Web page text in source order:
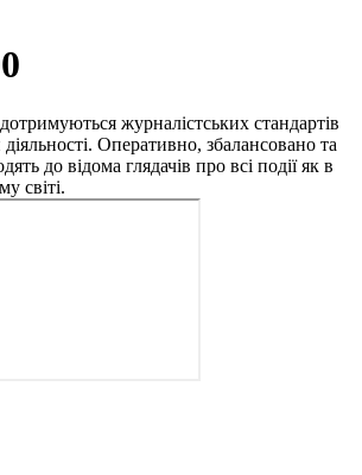
журналістських стандартів
Оперативно, збалансовано та
до відома глядачів про всі події як в
світі.